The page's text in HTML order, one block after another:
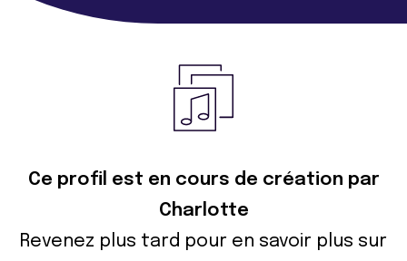
Ce profil est en cours de création par
Charlotte
Revenez plus tard pour en savoir plus sur